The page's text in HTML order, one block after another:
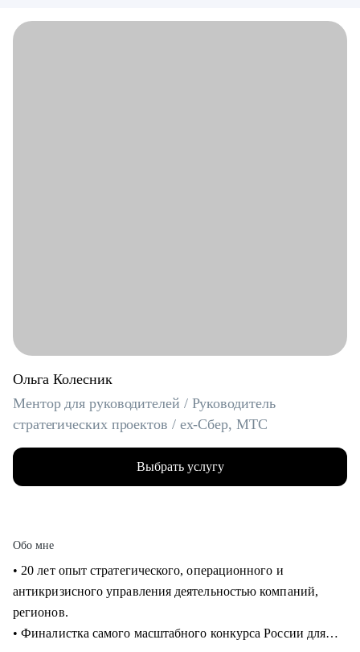
Ольга Колесник
Ментор для руководителей / Руководитель
стратегических проектов / ex-Сбер, МТС
Выбрать услугу
Обо мне
• 20 лет опыт стратегического, операционного и
антикризисного управления деятельностью компаний,
регионов.
• Финалистка самого масштабного конкурса России для